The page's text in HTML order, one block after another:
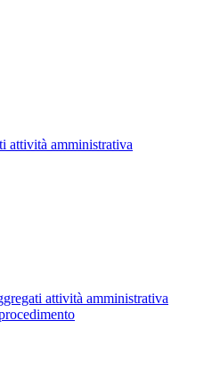
attività amministrativa
attività amministrativa